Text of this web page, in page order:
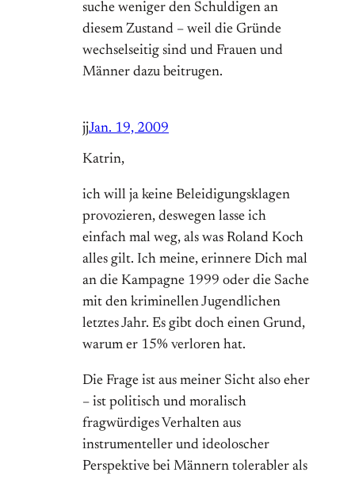
suche weniger den Schuldigen an
diesem Zustand – weil die Gründe
wechselseitig sind und Frauen und
Männer dazu beitrugen.
jjJan. 19, 2009
Katrin,
ich will ja keine Beleidigungsklagen
provozieren, deswegen lasse ich
einfach mal weg, als was Roland Koch
alles gilt. Ich meine, erinnere Dich mal
an die Kampagne 1999 oder die Sache
mit den kriminellen Jugendlichen
letztes Jahr. Es gibt doch einen Grund,
warum er 15% verloren hat.
Die Frage ist aus meiner Sicht also eher
– ist politisch und moralisch
fragwürdiges Verhalten aus
instrumenteller und ideoloscher
Perspektive bei Männern tolerabler als